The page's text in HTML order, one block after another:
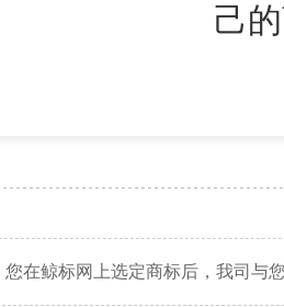
己
您在鲸标网上选定商标后，我司与